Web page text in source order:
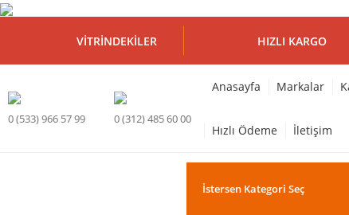
VITRINDEKILER HIZLI KARGO
0 (533) 966 57 99 0 (312) 485 60 00
Anasayfa Markalar
Hızlı Ödeme İletişim